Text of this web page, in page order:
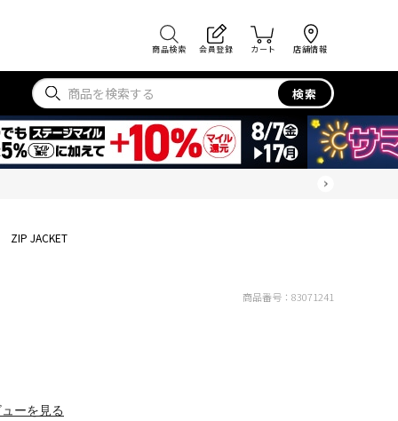
商品検索 会員登録 カート 店舗情報
検索
ZIP JACKET
ーを見る
商品番号： 83071241